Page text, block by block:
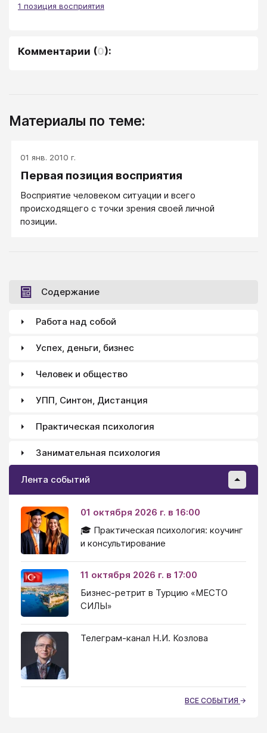
1 позиция восприятия
Комментарии (0):
Материалы по теме:
01 янв. 2010 г.
Первая позиция восприятия
Восприятие человеком ситуации и всего
происходящего с точки зрения своей личной
позиции.
Содержание
Работа над собой
Успех, деньги, бизнес
Человек и общество
УПП, Синтон, Дистанция
Практическая психология
Занимательная психология
Лента событий
01 октября 2026 г. в 16:00
🎓 Практическая психология: коучинг
и консультирование
11 октября 2026 г. в 17:00
Бизнес-ретрит в Турцию «МЕСТО
СИЛЫ»
Телеграм-канал Н.И. Козлова
ВСЕ СОБЫТИЯ